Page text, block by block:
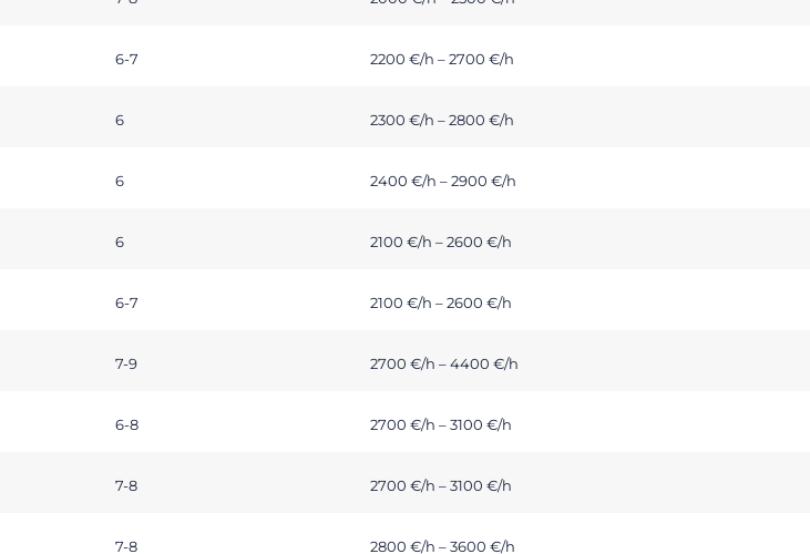
6-7 2200 €/h – 2700 €/h
6 2300 €/h – 2800 €/h
6 2400 €/h – 2900 €/h
6 2100 €/h – 2600 €/h
6-7 2100 €/h – 2600 €/h
7-9 2700 €/h – 4400 €/h
6-8 2700 €/h – 3100 €/h
7-8 2700 €/h – 3100 €/h
7-8 2800 €/h – 3600 €/h